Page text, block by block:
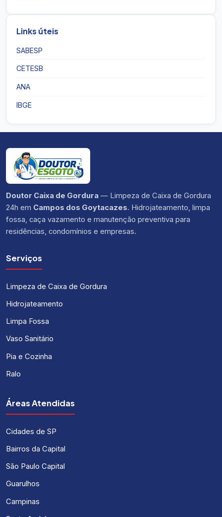
Links úteis
SABESP
CETESB
ANA
IBGE
Doutor Caixa de Gordura — Limpeza de Caixa de Gordura
24h em Campos dos Goytacazes. Hidrojateamento, limpa
fossa, caça vazamento e manutenção preventiva para
residências, condomínios e empresas.
Serviços
Limpeza de Caixa de Gordura
Hidrojateamento
Limpa Fossa
Vaso Sanitário
Pia e Cozinha
Ralo
Áreas Atendidas
Cidades de SP
Bairros da Capital
São Paulo Capital
Guarulhos
Campinas